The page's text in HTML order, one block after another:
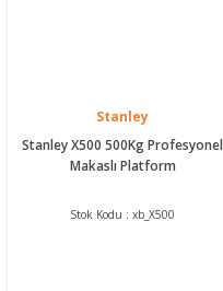
Stanley
Stanley X500 500Kg Profesyonel
Makaslı Platform
Stok Kodu : xb_X500